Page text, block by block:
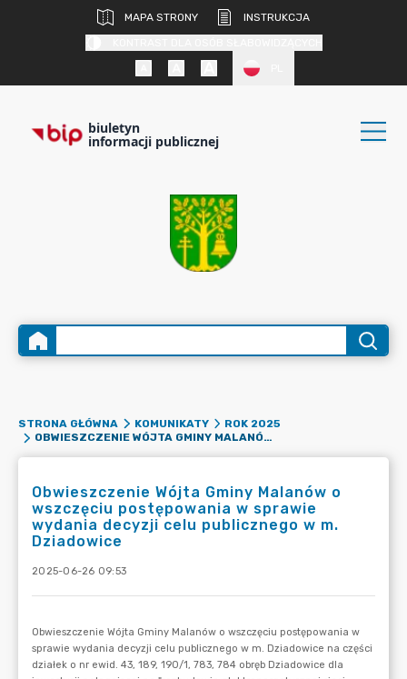
MAPA STRONY
INSTRUKCJA
biuletyn
informacji publicznej
STRONA GŁÓWNA KOMUNIKATY
ROK 2025
OBWIESZCZENIE WÓJTA GMINY MALANÓW O WSZCZĘCIU POSTĘPOWANIA W SPRAWIE WYDANIA DECYZJI CELU PUBLICZNEGO W M. DZIADOWICE
Obwieszczenie Wójta Gminy Malanów o
wszczęciu postępowania w sprawie
wydania decyzji celu publicznego w m.
Dziadowice
2025-06-26 09:53